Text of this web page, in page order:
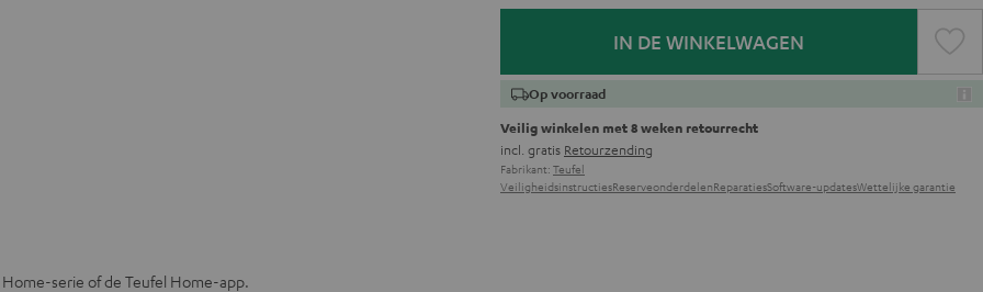
IN DE WINKELWAGEN
Op voorraad
Veilig winkelen met 8 weken retourrecht
incl. gratis Retourzending
Fabrikant: Teufel
VeiligheidsinstructiesReserveonderdelenReparatiesSoftware-updatesWettelijke garantie
serie of de Teufel Home-app.